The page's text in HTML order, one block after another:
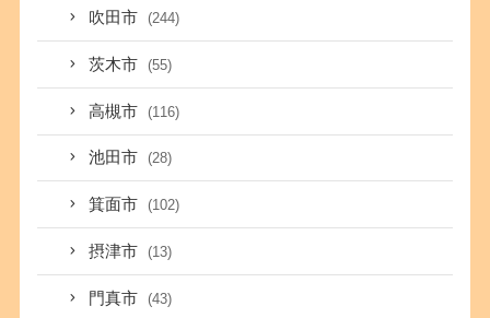
吹田市 (244)
茨木市 (55)
高槻市 (116)
池田市 (28)
箕面市 (102)
摂津市 (13)
門真市 (43)